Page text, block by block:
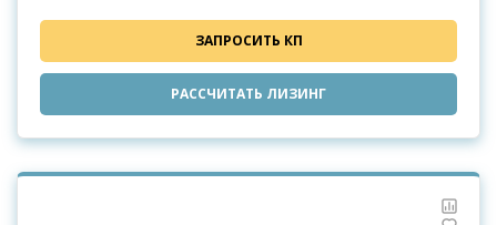
ЗАПРОСИТЬ КП
РАССЧИТАТЬ ЛИЗИНГ